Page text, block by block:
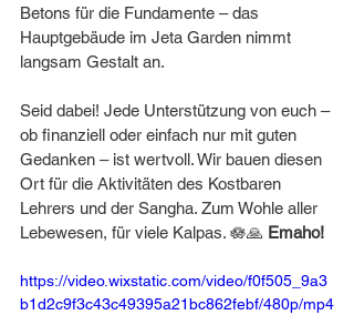
Betons für die Fundamente – das
Hauptgebäude im Jeta Garden nimmt
langsam Gestalt an.
Seid dabei! Jede Unterstützung von euch –
ob finanziell oder einfach nur mit guten
Gedanken – ist wertvoll. Wir bauen diesen
Ort für die Aktivitäten des Kostbaren
Lehrers und der Sangha. Zum Wohle aller
Lebewesen, für viele Kalpas. 🪷🙏 Emaho!
https://video.wixstatic.com/video/f0f505_9a3
b1d2c9f3c43c49395a21bc862febf/480p/mp4